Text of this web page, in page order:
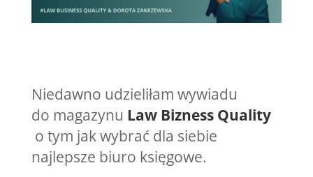
Niedawno udzieliłam wywiadu
do magazynu Law Bizness Quality
o tym jak wybrać dla siebie
najlepsze biuro księgowe.